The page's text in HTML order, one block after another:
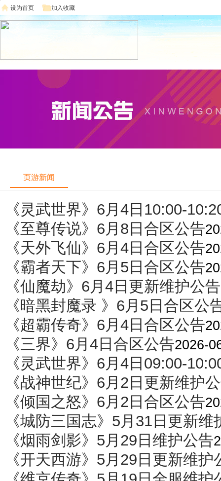
设为首页 加入收藏
页游新闻
《灵武世界》6月4日10:00-
《至尊传说》6月8日合区公告
《天外飞仙》6月4日合区公告
《霸者天下》6月5日合区公告
《仙魔劫》6月4日更新维护公
《暗黑封魔录 》6月5日合区公
《超霸传奇》6月4日合区公告
《三界》6月4日合区公告2026-
《灵武世界》6月4日09:00-
《战神世纪》6月2日更新维护
《倾国之怒》6月2日合区公告
《城防三国志》5月31日更新
《烟雨剑影》5月29日维护公告
《开天西游》5月29日更新维